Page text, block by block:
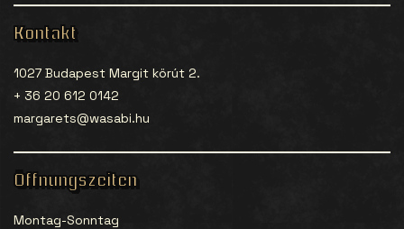
Kontakt
1027 Budapest Margit körút 2.
+ 36 20 612 0142
margarets@wasabi.hu
Öffnungszeiten
Montag-Sonntag